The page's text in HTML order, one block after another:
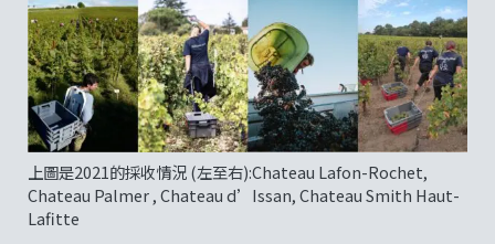
上圖是2021的採收情況 (左至右):Chateau Lafon-Rochet,
Chateau Palmer , Chateau d’Issan, Chateau Smith Haut-
Lafitte